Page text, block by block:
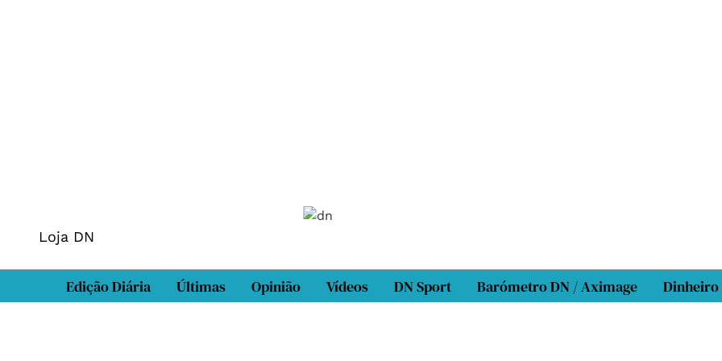
Loja DN
Edição Diária Últimas Opinião Vídeos DN Sport Barómetro DN / Aximage Dinheiro